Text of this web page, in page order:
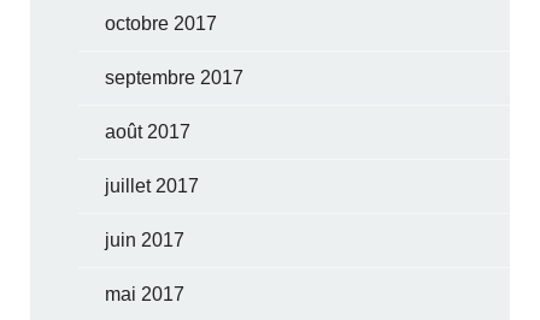
octobre 2017
septembre 2017
août 2017
juillet 2017
juin 2017
mai 2017